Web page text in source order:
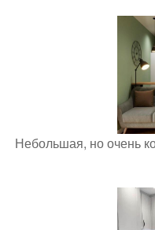
Небольшая, но очень